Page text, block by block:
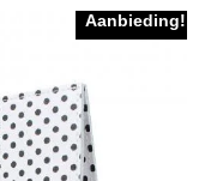
Aanbieding!